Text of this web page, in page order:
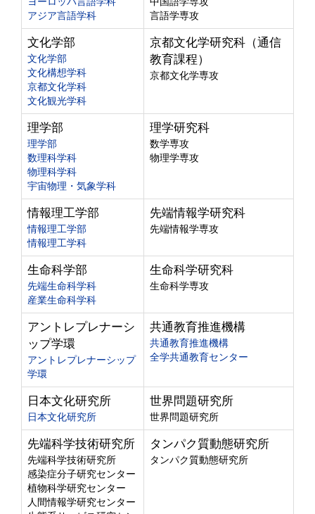
アジア言語学科
言語学専攻
文化学部
文化学部
文化構想学科
京都文化学科
文化観光学科
京都文化学研究科（通信
教育課程）
京都文化学専攻
理学部
理学部
数理科学科
物理科学科
宇宙物理・気象学科
理学研究科
数学専攻
物理学専攻
情報理工学部
情報理工学部
情報理工学科
先端情報学研究科
先端情報学専攻
生命科学部
先端生命科学科
産業生命科学科
生命科学研究科
生命科学専攻
アントレプレナーシ
ップ学環
アントレプレナーシップ
学環
共通教育推進機構
共通教育推進機構
全学共通教育センター
日本文化研究所
日本文化研究所
世界問題研究所
世界問題研究所
先端科学技術研究所
先端科学技術研究所
感染症分子研究センター
植物科学研究センター
人間情報学研究センター
タンパク質動態研究所
タンパク質動態研究所